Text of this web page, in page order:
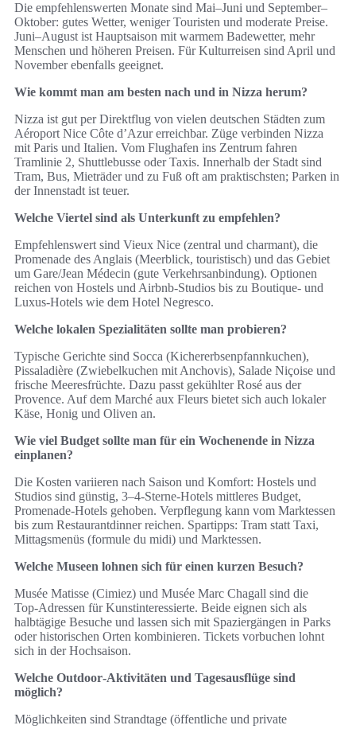
Die empfehlenswerten Monate sind Mai–Juni und September–
Oktober: gutes Wetter, weniger Touristen und moderate Preise.
Juni–August ist Hauptsaison mit warmem Badewetter, mehr
Menschen und höheren Preisen. Für Kulturreisen sind April und
November ebenfalls geeignet.
Wie kommt man am besten nach und in Nizza herum?
Nizza ist gut per Direktflug von vielen deutschen Städten zum
Aéroport Nice Côte d’Azur erreichbar. Züge verbinden Nizza
mit Paris und Italien. Vom Flughafen ins Zentrum fahren
Tramlinie 2, Shuttlebusse oder Taxis. Innerhalb der Stadt sind
Tram, Bus, Mieträder und zu Fuß oft am praktischsten; Parken in
der Innenstadt ist teuer.
Welche Viertel sind als Unterkunft zu empfehlen?
Empfehlenswert sind Vieux Nice (zentral und charmant), die
Promenade des Anglais (Meerblick, touristisch) und das Gebiet
um Gare/Jean Médecin (gute Verkehrsanbindung). Optionen
reichen von Hostels und Airbnb‑Studios bis zu Boutique‑ und
Luxus‑Hotels wie dem Hotel Negresco.
Welche lokalen Spezialitäten sollte man probieren?
Typische Gerichte sind Socca (Kichererbsenpfannkuchen),
Pissaladière (Zwiebelkuchen mit Anchovis), Salade Niçoise und
frische Meeresfrüchte. Dazu passt gekühlter Rosé aus der
Provence. Auf dem Marché aux Fleurs bietet sich auch lokaler
Käse, Honig und Oliven an.
Wie viel Budget sollte man für ein Wochenende in Nizza
einplanen?
Die Kosten variieren nach Saison und Komfort: Hostels und
Studios sind günstig, 3–4‑Sterne‑Hotels mittleres Budget,
Promenade‑Hotels gehoben. Verpflegung kann vom Marktessen
bis zum Restaurantdinner reichen. Spartipps: Tram statt Taxi,
Mittagsmenüs (formule du midi) und Marktessen.
Welche Museen lohnen sich für einen kurzen Besuch?
Musée Matisse (Cimiez) und Musée Marc Chagall sind die
Top‑Adressen für Kunstinteressierte. Beide eignen sich als
halbtägige Besuche und lassen sich mit Spaziergängen in Parks
oder historischen Orten kombinieren. Tickets vorbuchen lohnt
sich in der Hochsaison.
Welche Outdoor‑Aktivitäten und Tagesausflüge sind
möglich?
Möglichkeiten sind Strandtage (öffentliche und private